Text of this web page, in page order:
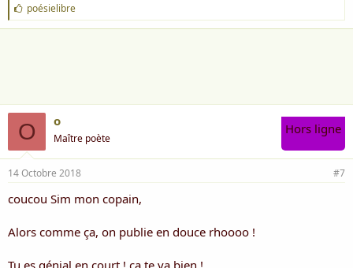
J
'
a
poésielibre
O o
Maître poète
Hors ligne
14 Octobre 2018 #7
coucou Sim mon copain,
Alors comme ça, on publie en douce rhoooo !
Tu es génial en court ! ça te va bien !